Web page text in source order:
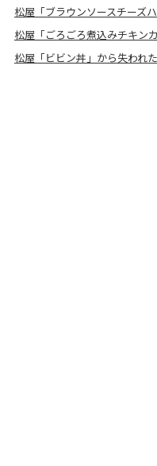
松屋「ブラウンソースチーズ
松屋「ごろごろ煮込みチキン
松屋「ビビン丼」から失われ